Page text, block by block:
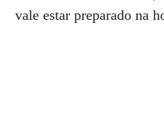
vale estar preparado na